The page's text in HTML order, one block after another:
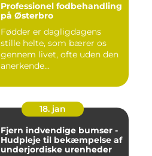
Professionel fodbehandling
på Østerbro
Fødder er dagligdagens
stille helte, som bærer os
gennem livet, ofte uden den
anerkende...
18. jan
Fjern indvendige bumser -
Hudpleje til bekæmpelse af
underjordiske urenheder